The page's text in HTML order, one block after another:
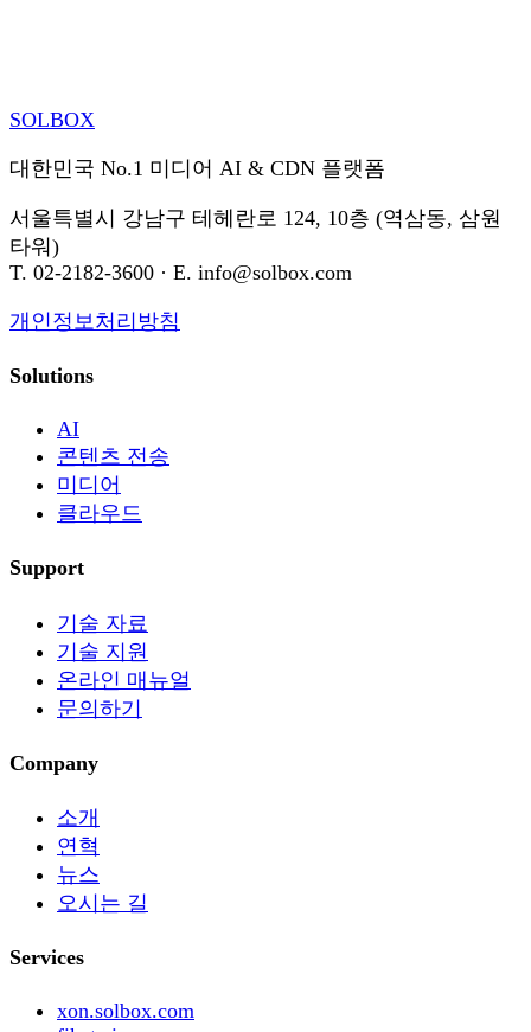
SOLBOX
대한민국 No.1 미디어 AI & CDN 플랫폼
서울특별시 강남구 테헤란로 124, 10층 (역삼동, 삼원
타워)
T. 02-2182-3600 · E. info@solbox.com
개인정보처리방침
Solutions
AI
콘텐츠 전송
미디어
클라우드
Support
기술 자료
기술 지원
온라인 매뉴얼
문의하기
Company
소개
연혁
뉴스
오시는 길
Services
xon.solbox.com